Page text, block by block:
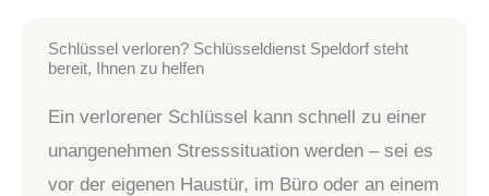
Schlüssel verloren? Schlüsseldienst Speldorf steht
bereit, Ihnen zu helfen
Ein verlorener Schlüssel kann schnell zu einer
unangenehmen Stresssituation werden – sei es
vor der eigenen Haustür, im Büro oder an einem